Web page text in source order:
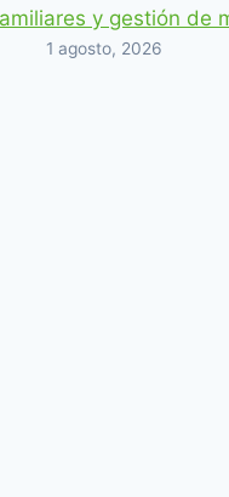
y gestión de
1 agosto, 2026